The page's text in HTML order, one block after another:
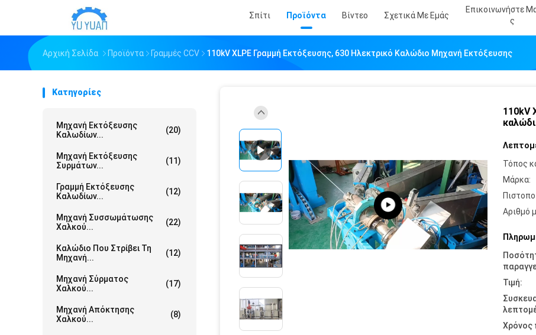
Σπίτι Προϊόντα Βίντεο Σχετικά Με Εμάς
Επικοινωνήστε
Σ
Αρχική Σελίδα Προϊόντα Γραμμές CCV 110kV XLPE Γραμμή Εκτόξευσης, 630 Ηλεκτρικό Καλώδιο Μηχανή Εκτόξευσης
Κατηγορίες
Μηχανή Εκτόξευσης
Καλωδίων...
(20)
Μηχανή Εκτόξευσης
Συρμάτων...
(11)
Γραμμή Εκτόξευσης
Καλωδίων...
(12)
Μηχανή Συσσωμάτωσης
Χαλκού...
(22)
Καλώδιο Που Στρίβει Τη
Μηχανή...
(12)
Μηχανή Σύρματος
Χαλκού...
(17)
Μηχανή Απόκτησης
Χαλκού...
(8)
110kV
Τόπος
Μάρκα:
Αριθμό
Τιμή:
Χρόνος